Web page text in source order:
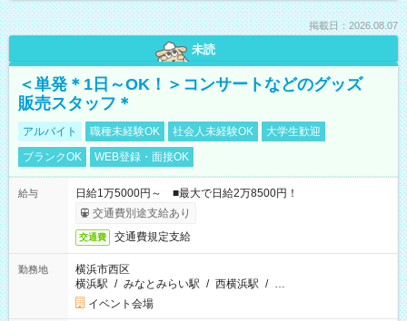
掲載日：2026.08.07
未読
＜単発＊1日～OK！＞コンサートなどのグッズ
販売スタッフ＊
アルバイト 職種未経験OK 社会人未経験OK
大学生歓迎
ブランクOK
WEB登録・面接OK
給与
日給1万5000円～ ■最大で日給2万8500円！
交通費別途支給あり
交通費 交通費規定支給
勤務地
横浜市西区
横浜駅 / みなとみらい駅 / 西横浜駅 / …
イベント会場